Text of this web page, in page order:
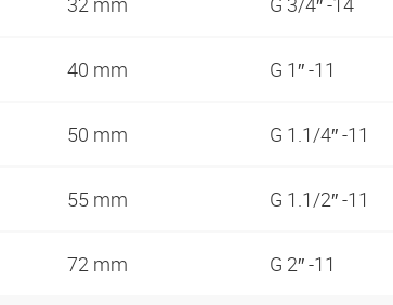
40 mm G 1″ -11
50 mm G 1.1/4″ -11
55 mm G 1.1/2″ -11
72 mm G 2″ -11